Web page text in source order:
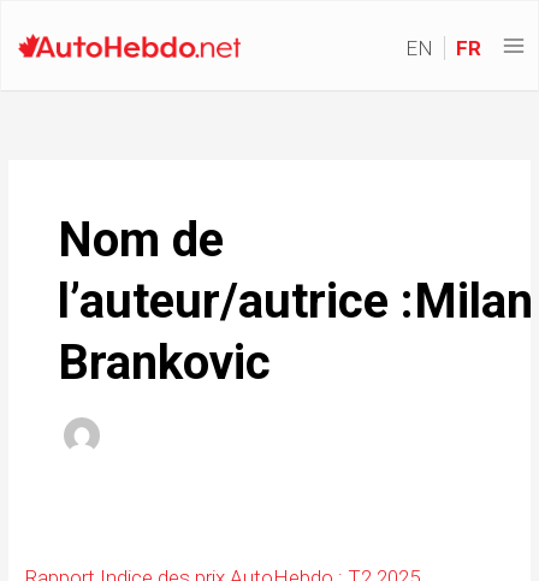
EN FR
Nom de
l’auteur/autrice :Milan
Brankovic